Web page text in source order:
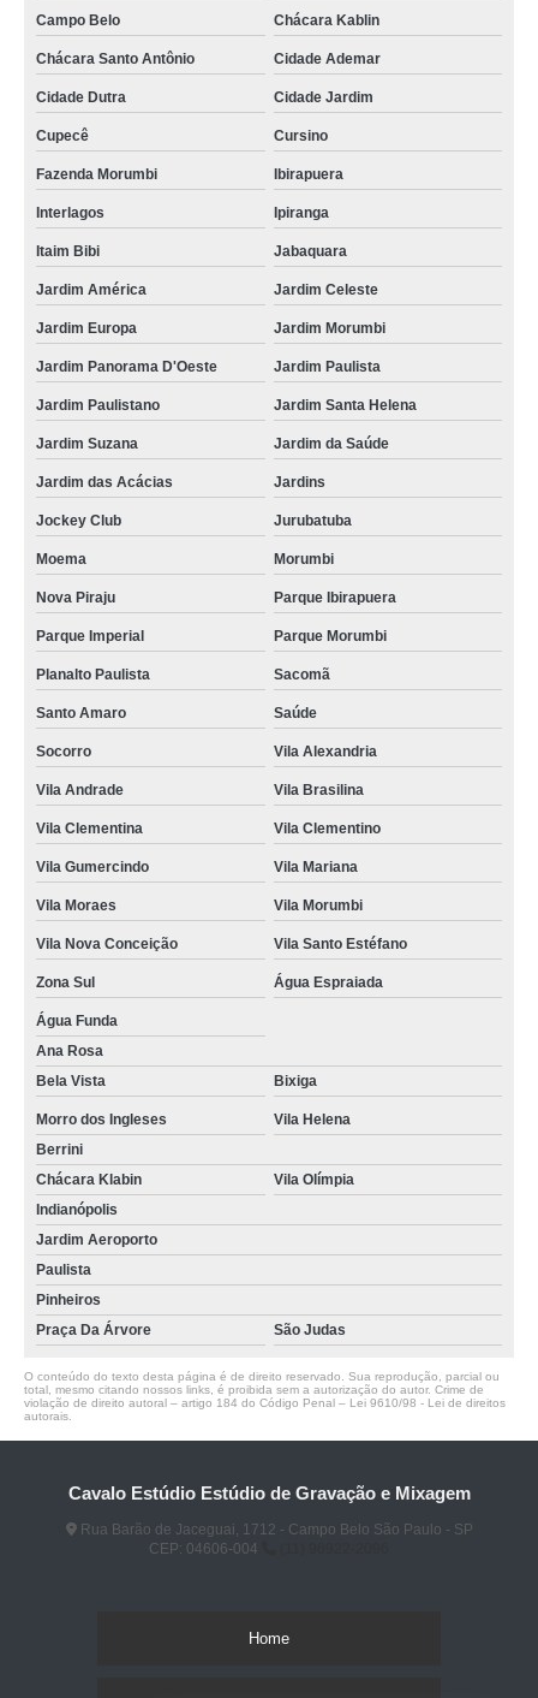
Campo Belo Chácara Kablin
Chácara Santo Antônio Cidade Ademar
Cidade Dutra Cidade Jardim
Cupecê Cursino
Fazenda Morumbi Ibirapuera
Interlagos Ipiranga
Itaim Bibi Jabaquara
Jardim América Jardim Celeste
Jardim Europa Jardim Morumbi
Jardim Panorama D'Oeste Jardim Paulista
Jardim Paulistano Jardim Santa Helena
Jardim Suzana Jardim da Saúde
Jardim das Acácias Jardins
Jockey Club Jurubatuba
Moema Morumbi
Nova Piraju Parque Ibirapuera
Parque Imperial Parque Morumbi
Planalto Paulista Sacomã
Santo Amaro Saúde
Socorro Vila Alexandria
Vila Andrade Vila Brasilina
Vila Clementina Vila Clementino
Vila Gumercindo Vila Mariana
Vila Moraes Vila Morumbi
Vila Nova Conceição Vila Santo Estéfano
Zona Sul Água Espraiada
Água Funda
Ana Rosa
Bela Vista
Bixiga
Morro dos Ingleses
Vila Helena
Berrini
Chácara Klabin
Vila Olímpia
Indianópolis
Jardim Aeroporto
Paulista
Pinheiros
Praça Da Árvore
São Judas
O conteúdo do texto desta página é de direito reservado. Sua reprodução, parcial ou
total, mesmo citando nossos links, é proibida sem a autorização do autor. Crime de
violação de direito autoral – artigo 184 do Código Penal – Lei 9610/98 - Lei de direitos
autorais
Cavalo Estúdio Estúdio de Gravação e Mixagem
Rua Barão de Jaceguai, 1712 - Campo Belo São Paulo - SP
CEP: 04606-004
Home